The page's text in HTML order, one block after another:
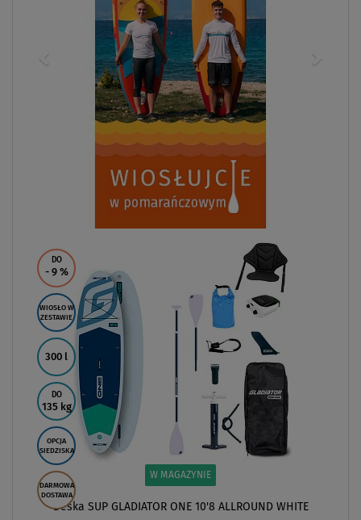
DO
- 9 %
WIOSŁO W
ZESTAWIE
300 l
DO
135 kg
OPCJA
SIEDZISKA
DARMOWA
DOSTAWA
W MAGAZYNIE
Deska SUP GLADIATOR ONE 10'8 ALLROUND WHITE